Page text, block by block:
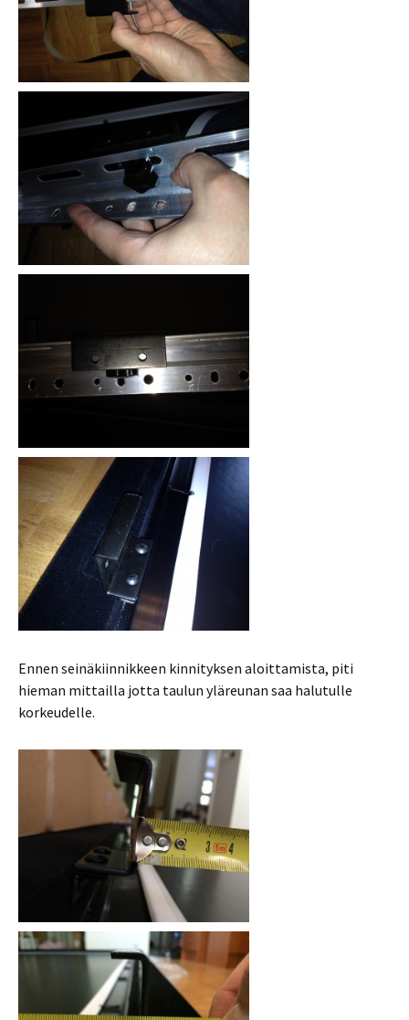
Ennen seinäkiinnikkeen kinnityksen aloittamista, piti
hieman mittailla jotta taulun yläreunan saa halutulle
korkeudelle.